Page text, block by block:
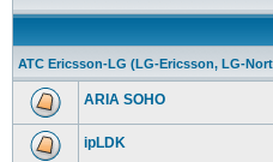
АТС Ericsson-LG (LG-Ericsson, LG-
ARIA SOHO
ipLDK